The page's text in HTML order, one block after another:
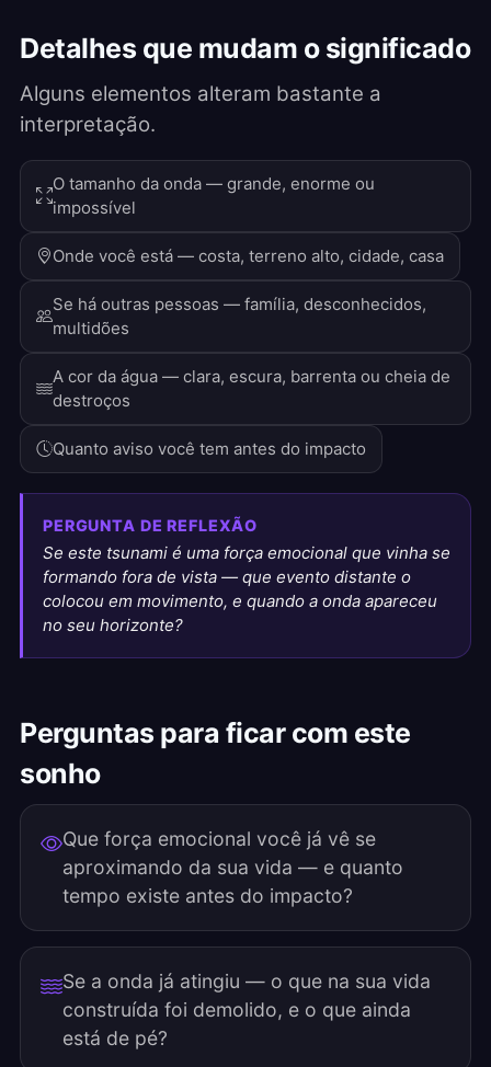
Detalhes que mudam o significado
Alguns elementos alteram bastante a
interpretação.
O tamanho da onda — grande, enorme ou
impossível
Onde você está — costa, terreno alto, cidade, casa
Se há outras pessoas — família, desconhecidos,
multidões
A cor da água — clara, escura, barrenta ou cheia de
destroços
Quanto aviso você tem antes do impacto
PERGUNTA DE REFLEXÃO
Se este tsunami é uma força emocional que vinha se
formando fora de vista — que evento distante o
colocou em movimento, e quando a onda apareceu
no seu horizonte?
Perguntas para ficar com este
sonho
Que força emocional você já vê se
aproximando da sua vida — e quanto
tempo existe antes do impacto?
Se a onda já atingiu — o que na sua vida
construída foi demolido, e o que ainda
está de pé?